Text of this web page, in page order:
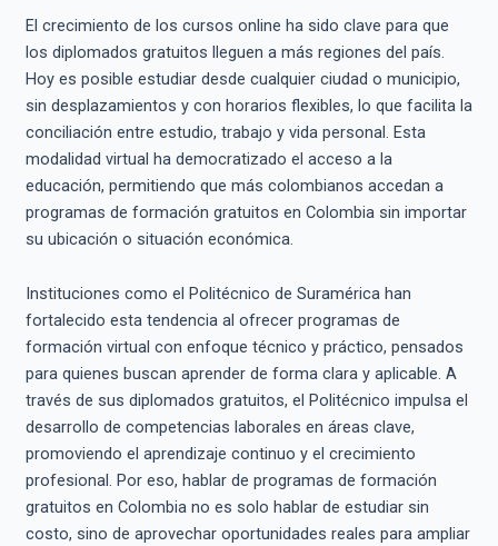
El crecimiento de los cursos online ha sido clave para que
los diplomados gratuitos lleguen a más regiones del país.
Hoy es posible estudiar desde cualquier ciudad o municipio,
sin desplazamientos y con horarios flexibles, lo que facilita la
conciliación entre estudio, trabajo y vida personal. Esta
modalidad virtual ha democratizado el acceso a la
educación, permitiendo que más colombianos accedan a
programas de formación gratuitos en Colombia sin importar
su ubicación o situación económica.
Instituciones como el Politécnico de Suramérica han
fortalecido esta tendencia al ofrecer programas de
formación virtual con enfoque técnico y práctico, pensados
para quienes buscan aprender de forma clara y aplicable. A
través de sus diplomados gratuitos, el Politécnico impulsa el
desarrollo de competencias laborales en áreas clave,
promoviendo el aprendizaje continuo y el crecimiento
profesional. Por eso, hablar de programas de formación
gratuitos en Colombia no es solo hablar de estudiar sin
costo, sino de aprovechar oportunidades reales para ampliar